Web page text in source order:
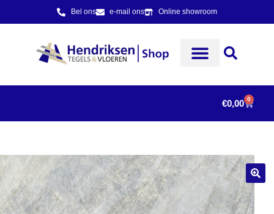
Bel ons e-mail ons Online showroom
€0,00 0